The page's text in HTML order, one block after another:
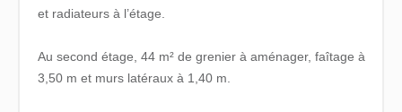
et radiateurs à l’étage.
Au second étage, 44 m² de grenier à aménager, faîtage à
3,50 m et murs latéraux à 1,40 m.